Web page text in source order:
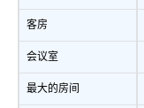
客房
会议室
最大的房间